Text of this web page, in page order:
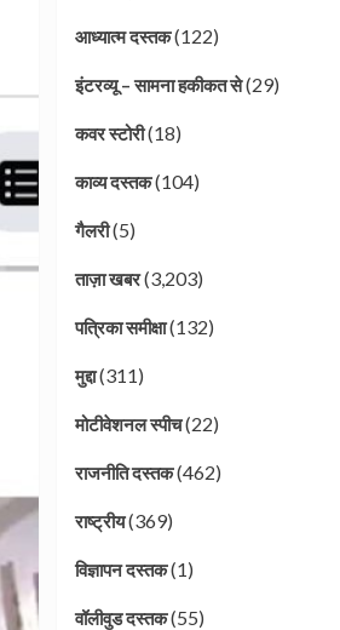
आध्यात्म दस्तक(122)
इंटरव्यू – सामना हकीकत से(29)
कवर स्टोरी(18)
काव्य दस्तक(104)
गैलरी(5)
ताज़ा खबर(3,203)
पत्रिका समीक्षा(132)
मुद्दा(311)
मोटीवेशनल स्पीच(22)
राजनीति दस्तक(462)
राष्ट्रीय(369)
विज्ञापन दस्तक(1)
वॉलीवुड दस्तक(55)